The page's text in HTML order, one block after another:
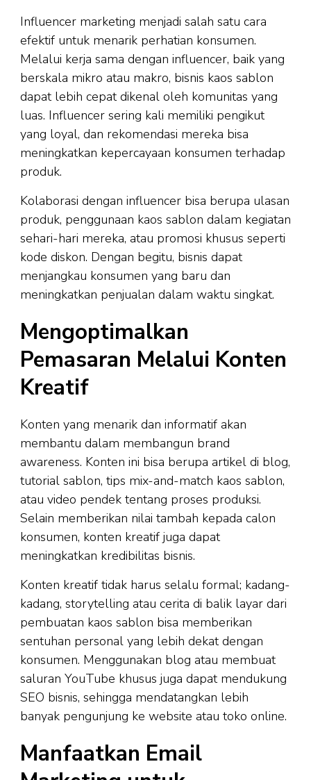
Influencer marketing menjadi salah satu cara
efektif untuk menarik perhatian konsumen.
Melalui kerja sama dengan influencer, baik yang
berskala mikro atau makro, bisnis kaos sablon
dapat lebih cepat dikenal oleh komunitas yang
luas. Influencer sering kali memiliki pengikut
yang loyal, dan rekomendasi mereka bisa
meningkatkan kepercayaan konsumen terhadap
produk.
Kolaborasi dengan influencer bisa berupa ulasan
produk, penggunaan kaos sablon dalam kegiatan
sehari-hari mereka, atau promosi khusus seperti
kode diskon. Dengan begitu, bisnis dapat
menjangkau konsumen yang baru dan
meningkatkan penjualan dalam waktu singkat.
Mengoptimalkan
Pemasaran Melalui Konten
Kreatif
Konten yang menarik dan informatif akan
membantu dalam membangun brand
awareness. Konten ini bisa berupa artikel di blog,
tutorial sablon, tips mix-and-match kaos sablon,
atau video pendek tentang proses produksi.
Selain memberikan nilai tambah kepada calon
konsumen, konten kreatif juga dapat
meningkatkan kredibilitas bisnis.
Konten kreatif tidak harus selalu formal; kadang-
kadang, storytelling atau cerita di balik layar dari
pembuatan kaos sablon bisa memberikan
sentuhan personal yang lebih dekat dengan
konsumen. Menggunakan blog atau membuat
saluran YouTube khusus juga dapat mendukung
SEO bisnis, sehingga mendatangkan lebih
banyak pengunjung ke website atau toko online.
Manfaatkan Email